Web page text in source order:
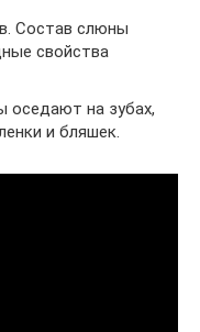
Состав слюны
свойства
оседают на зубах,
и бляшек.